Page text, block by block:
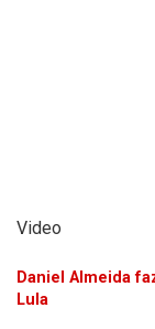
Video
Daniel Almeida
Lula